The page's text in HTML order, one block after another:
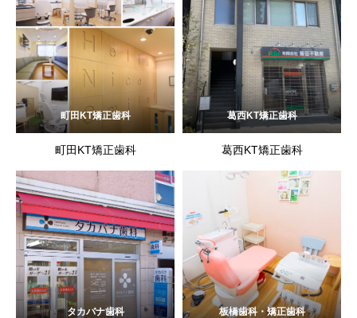
町田KT矯正歯科
町田KT矯正歯科
葛西KT矯正歯科
葛西KT矯正歯科
タカバナ歯科 板橋歯科・矯正歯科